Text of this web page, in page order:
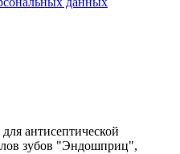
антисептической
зубов "Эндошприц",